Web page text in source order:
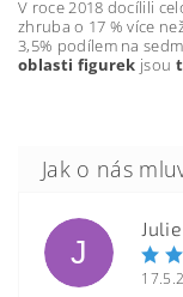
V roce 2018 docílili
zhruba o 17 % více
3,5% podílem na
oblasti figurek jsou
J
Julie